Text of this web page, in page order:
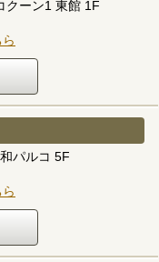
クーン1 東館 1F
パルコ 5F